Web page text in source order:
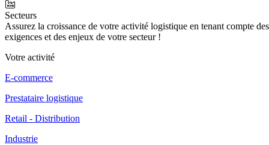
Secteurs
Assurez la croissance de votre activité logistique en tenant compte des
exigences et des enjeux de votre secteur !
Votre activité
E-commerce
Prestataire logistique
Retail - Distribution
Industrie